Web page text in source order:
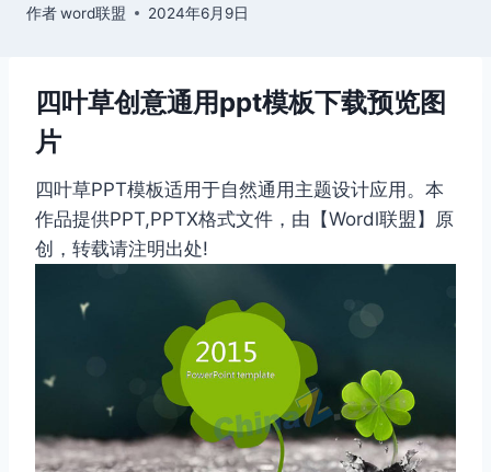
作者word联盟 2024年6月9日
四叶草创意通用ppt模板下载预览图
片
四叶草PPT模板适用于自然通用主题设计应用。本
作品提供PPT,PPTX格式文件，由【Wordl联盟】原
创，转载请注明出处!